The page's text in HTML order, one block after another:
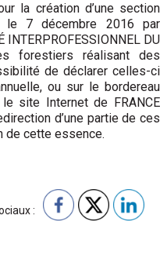
la création d’une section
le 7 décembre 2016 par
INTERPROFESSIONNEL DU
forestiers réalisant des
de déclarer celles-ci
ou sur le bordereau
site Internet de FRANCE
d’une partie de ces
de cette essence.
: